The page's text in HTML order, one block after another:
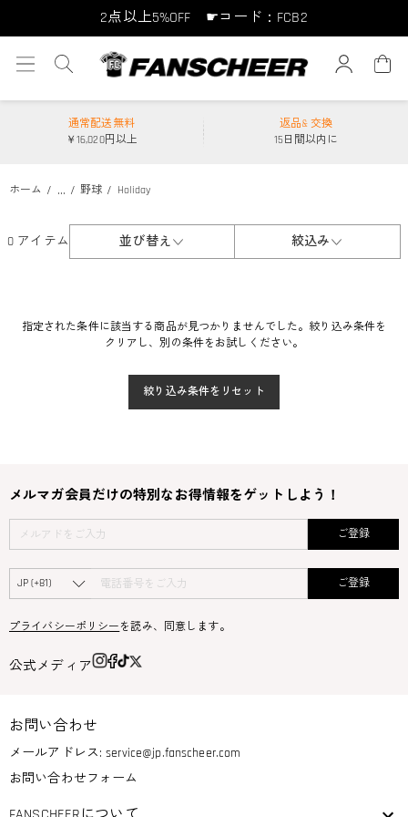
2点以上5%OFF ☛コード：FCB2
10点以上10%OFF ☛コード：FCB10
通常配送無料
￥16,020円以上
返品& 交換
15日間以内に
ホーム ... 野球 Holiday
0 アイテム 並び替え 絞込み
指定された条件に該当する商品が見つかりませんでした。絞り込み条件を
クリアし、別の条件をお試しください。
絞り込み条件をリセット
メルマガ会員だけの特別なお得情報をゲットしよう！
ご登録
ご登録
プライバシーポリシー を読み、同意します。
公式メディア
お問い合わせ
メールアドレス:service@jp.fanscheer.com
お問い合わせフォーム